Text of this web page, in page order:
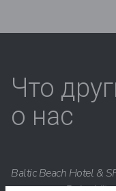
Что
о нас
Baltic Beach Hotel &